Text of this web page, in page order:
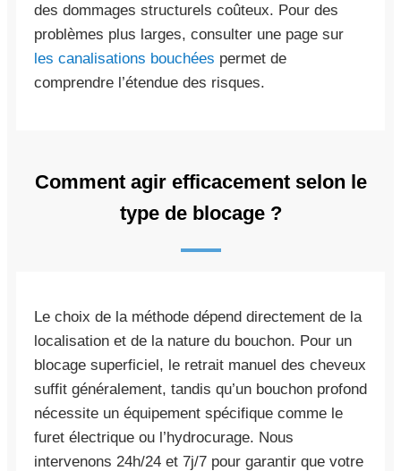
des dommages structurels coûteux. Pour des
problèmes plus larges, consulter une page sur
les canalisations bouchées permet de
comprendre l’étendue des risques.
Comment agir efficacement selon le
type de blocage ?
Le choix de la méthode dépend directement de la
localisation et de la nature du bouchon. Pour un
blocage superficiel, le retrait manuel des cheveux
suffit généralement, tandis qu’un bouchon profond
nécessite un équipement spécifique comme le
furet électrique ou l’hydrocurage. Nous
intervenons 24h/24 et 7j/7 pour garantir que votre